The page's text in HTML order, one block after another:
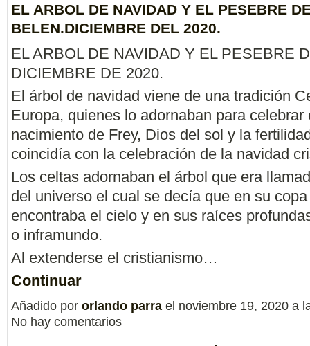
EL ARBOL DE NAVIDAD Y EL PESEBRE
BELEN.DICIEMBRE DEL 2020.
EL ARBOL DE NAVIDAD Y EL PESEBRE
DICIEMBRE DE 2020.
El árbol de navidad viene de una tradición
Europa, quienes lo adornaban para celebrar
nacimiento de Frey, Dios del sol y la
coincidía con la celebración de la navidad
Los celtas adornaban el árbol que era
del universo el cual se decía que en su
encontraba el cielo y en sus raíces
o inframundo.
Al extenderse el cristianismo…
Continuar
Añadido por orlando parra el noviembre 19, 2020 a
No hay comentarios